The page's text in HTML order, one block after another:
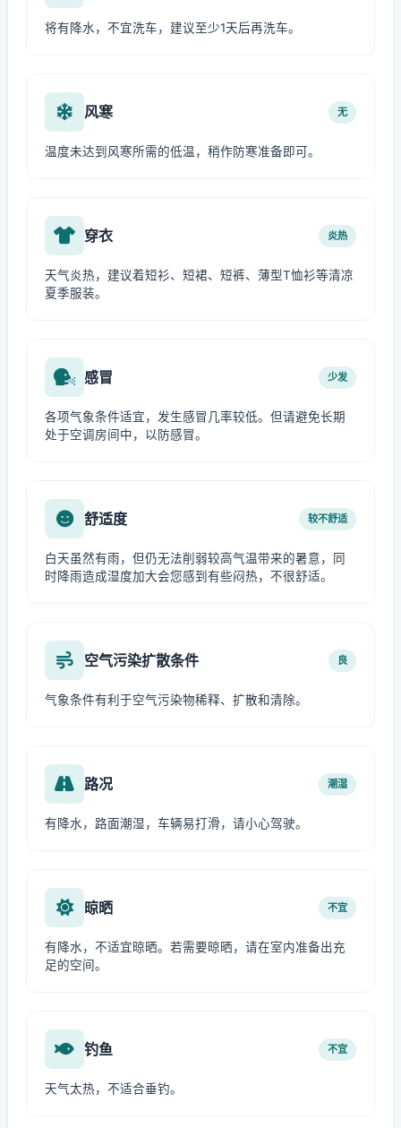
将有降水，不宜洗车，建议至少1天后再洗车。
风寒 无
温度未达到风寒所需的低温，稍作防寒准备即可。
穿衣 炎热
天气炎热，建议着短衫、短裙、短裤、薄型T恤衫等清凉
夏季服装。
感冒 少发
各项气象条件适宜，发生感冒几率较低。但请避免长期
处于空调房间中，以防感冒。
舒适度 较不舒适
白天虽然有雨，但仍无法削弱较高气温带来的暑意，同
时降雨造成湿度加大会您感到有些闷热，不很舒适。
空气污染扩散条件 良
气象条件有利于空气污染物稀释、扩散和清除。
路况 潮湿
有降水，路面潮湿，车辆易打滑，请小心驾驶。
晾晒 不宜
有降水，不适宜晾晒。若需要晾晒，请在室内准备出充
足的空间。
钓鱼 不宜
天气太热，不适合垂钓。